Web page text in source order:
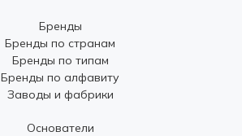
Бренды
Бренды по странам
Бренды по типам
Бренды по алфавиту
Заводы и фабрики
Основатели